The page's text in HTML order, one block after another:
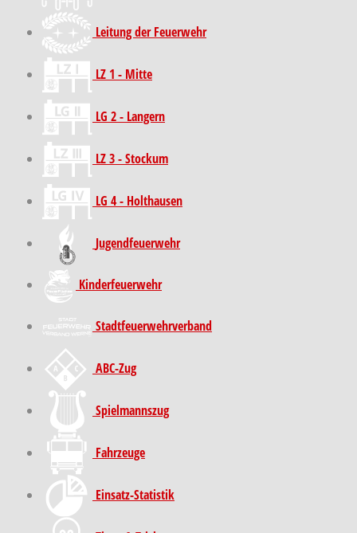
Leitung der Feuerwehr
LZ 1 - Mitte
LG 2 - Langern
LZ 3 - Stockum
LG 4 - Holthausen
Jugendfeuerwehr
Kinder­feuer­wehr
Stadt­feuer­wehr­verband
ABC-Zug
Spielmannszug
Fahrzeuge
Einsatz-Statistik